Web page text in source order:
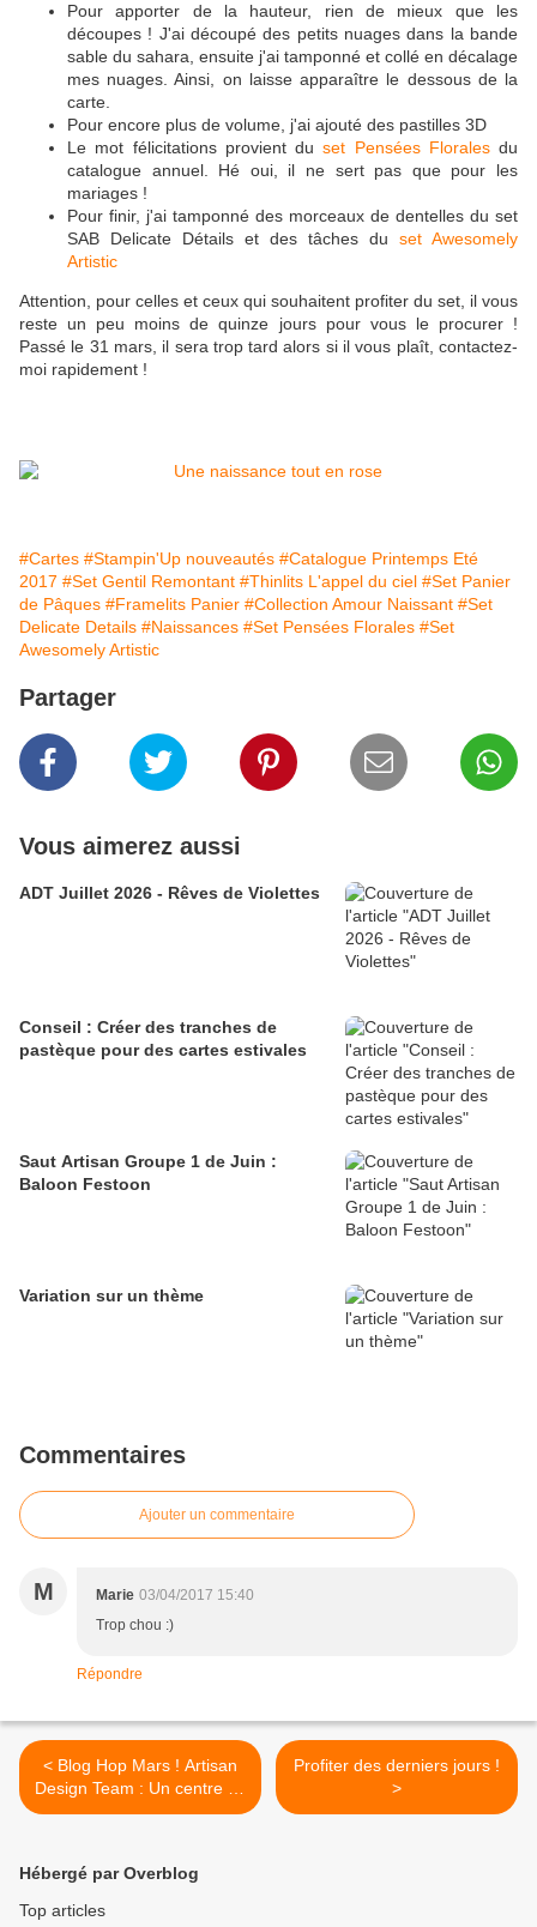
Pour apporter de la hauteur, rien de mieux que les
découpes ! J'ai découpé des petits nuages dans la bande
sable du sahara, ensuite j'ai tamponné et collé en décalage
mes nuages. Ainsi, on laisse apparaître le dessous de la
carte.
Pour encore plus de volume, j'ai ajouté des pastilles 3D
Le mot félicitations provient du set Pensées Floralesdu
catalogue annuel. Hé oui, il ne sert pas que pour les
mariages !
Pour finir, j'ai tamponné des morceaux de dentelles du set
SAB Delicate Détails et des tâches du set Awesomely
Artistic
Attention, pour celles et ceux qui souhaitent profiter du set, il vous
reste un peu moins de quinze jours pour vous le procurer !
Passé le 31 mars, il sera trop tard alors si il vous plaît, contactez-
moi rapidement !
#Cartes #Stampin'Up nouveautés #Catalogue Printemps Eté
2017 #Set Gentil Remontant #Thinlits L'appel du ciel #Set Panier
de Pâques #Framelits Panier #Collection Amour Naissant #Set
Delicate Details #Naissances #Set Pensées Florales #Set
Awesomely Artistic
Partager
Vous aimerez aussi
ADT Juillet 2026 - Rêves de Violettes
Conseil : Créer des tranches de
pastèque pour des cartes estivales
Saut Artisan Groupe 1 de Juin :
Baloon Festoon
Variation sur un thème
Commentaires
Ajouter un commentaire
M Marie 03/04/2017 15:40
Trop chou :)
Répondre
< Blog Hop Mars ! Artisan
Design Team : Un centre de
table tout en légèreté !
Profiter des derniers jours !
>
Hébergé par Overblog
Top articles